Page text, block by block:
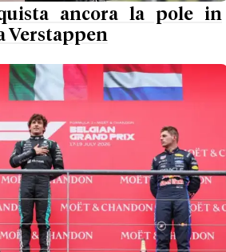
ancora la pole in
Verstappen